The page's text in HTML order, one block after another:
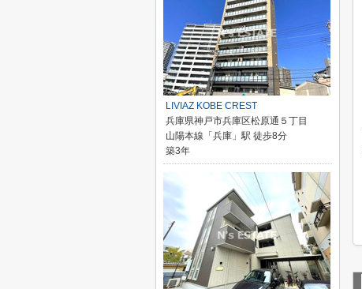
LIVIAZ KOBE CREST
兵庫県神戸市兵庫区松原通５丁目
山陽本線「兵庫」駅 徒歩8分
築3年